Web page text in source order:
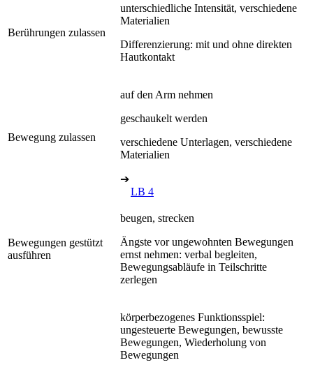
Berührungen zulassen
unterschiedliche Intensität, verschiedene
Materialien
Differenzierung: mit und ohne direkten
Hautkontakt
Bewegung zulassen
auf den Arm nehmen
geschaukelt werden
verschiedene Unterlagen, verschiedene
Materialien
➔
LB 4
Bewegungen gestützt
ausführen
beugen, strecken
Ängste vor ungewohnten Bewegungen
ernst nehmen: verbal begleiten,
Bewegungsabläufe in Teilschritte
zerlegen
körperbezogenes Funktionsspiel:
ungesteuerte Bewegungen, bewusste
Bewegungen, Wiederholung von
Bewegungen